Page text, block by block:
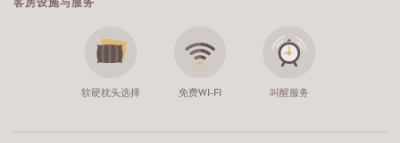
软硬枕头选择 免费WI-FI 叫醒服务